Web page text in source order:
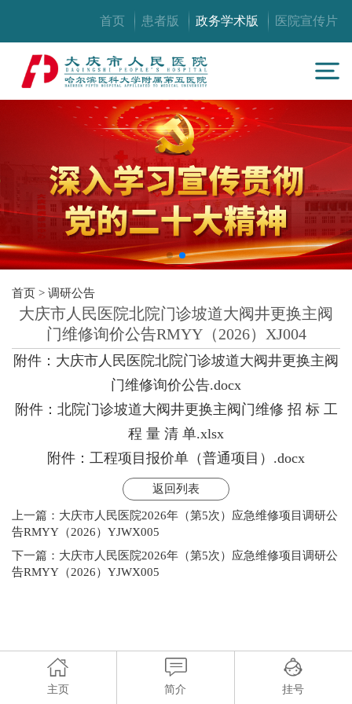
首页 患者版 政务学术版 医院宣传片
首页 >调研公告
大庆市人民医院北院门诊坡道大阀井更换主阀
门维修询价公告RMYY（2026）XJ004
附件：大庆市人民医院北院门诊坡道大阀井更换主阀
门维修询价公告.docx
附件：北院门诊坡道大阀井更换主阀门维修 招 标 工
程 量 清 单.xlsx
附件：工程项目报价单（普通项目）.docx
返回列表
上一篇： 大庆市人民医院2026年（第5次）应急维修项目调研公
告RMYY（2026）YJWX005
下一篇： 大庆市人民医院2026年（第5次）应急维修项目调研公
告RMYY（2026）YJWX005
主页 简介 挂号